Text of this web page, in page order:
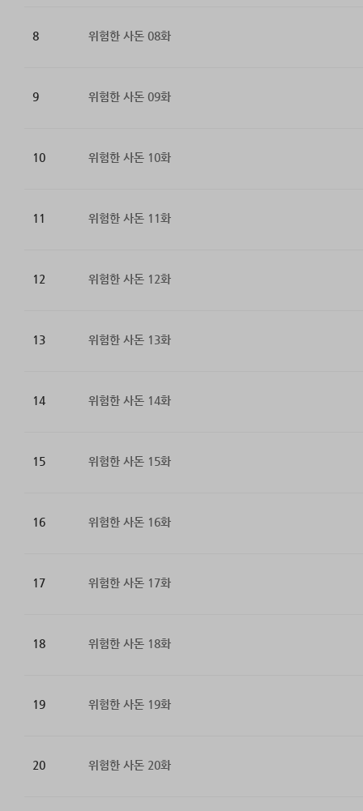
8 위험한 사돈 08화
9 위험한 사돈 09화
10 위험한 사돈 10화
11 위험한 사돈 11화
12 위험한 사돈 12화
13 위험한 사돈 13화
14 위험한 사돈 14화
15 위험한 사돈 15화
16 위험한 사돈 16화
17 위험한 사돈 17화
18 위험한 사돈 18화
19 위험한 사돈 19화
20 위험한 사돈 20화